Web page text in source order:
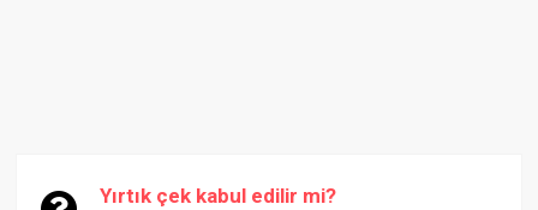
Yırtık çek kabul edilir mi?